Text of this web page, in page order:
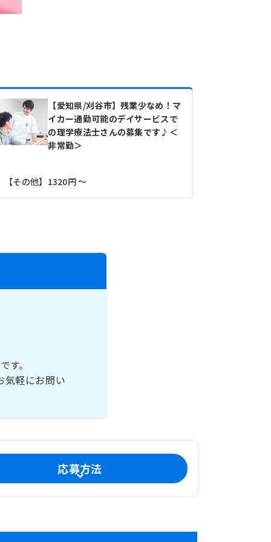
【愛知県/刈谷市】残業少なめ！マ
イカー通勤可能のデイサービスで
の理学療法士さんの募集です♪＜
非常勤＞
【その他】1320円 ～
す。
気軽にお問い
応募方法